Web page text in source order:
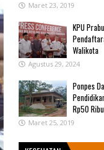
Maret 23, 2019
KPU
Walikota
Agustus 29, 2024
Ponpes
Rp50
Maret 25, 2019